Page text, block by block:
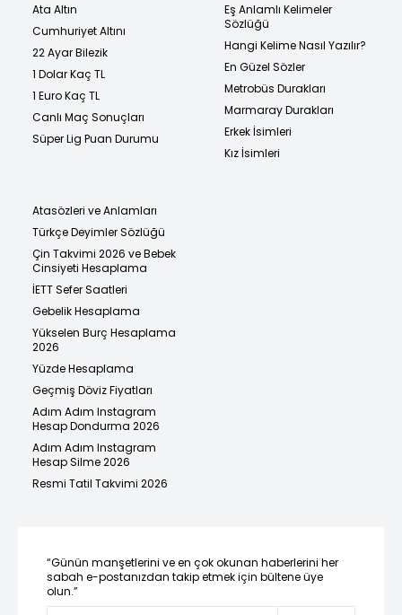
Ata Altın
Cumhuriyet Altını
22 Ayar Bilezik
1 Dolar Kaç TL
1 Euro Kaç TL
Canlı Maç Sonuçları
Süper Lig Puan Durumu
Eş Anlamlı Kelimeler
Sözlüğü
Hangi Kelime Nasıl Yazılır?
En Güzel Sözler
Metrobüs Durakları
Marmaray Durakları
Erkek İsimleri
Kız İsimleri
Atasözleri ve Anlamları
Türkçe Deyimler Sözlüğü
Çin Takvimi 2026 ve Bebek
Cinsiyeti Hesaplama
İETT Sefer Saatleri
Gebelik Hesaplama
Yükselen Burç Hesaplama
2026
Yüzde Hesaplama
Geçmiş Döviz Fiyatları
Adım Adım Instagram
Hesap Dondurma 2026
Adım Adım Instagram
Hesap Silme 2026
Resmi Tatil Takvimi 2026
“Günün manşetlerini ve en çok okunan haberlerini her
sabah e-postanızdan takip etmek için bültene üye
olun.”